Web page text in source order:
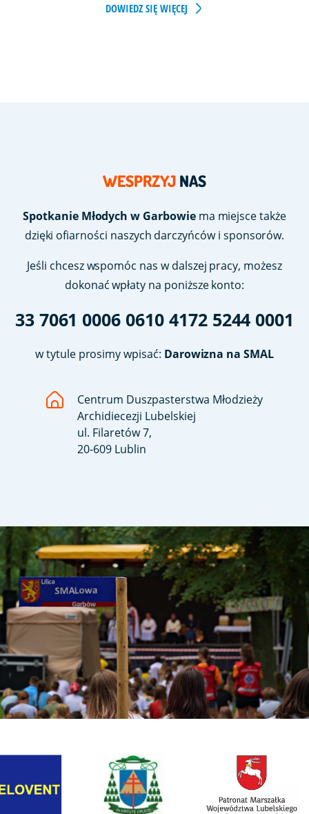
DOWIEDZ SIĘ WIĘCEJ
WESPRZYJNAS
Spotkanie Młodych w Garbowiema miejsce także
dzięki ofiarności naszych darczyńców i sponsorów.
Jeśli chcesz wspomóc nas w dalszej pracy, możesz
dokonać wpłaty na poniższe konto:
33 7061 0006 0610 4172 5244 0001
w tytule prosimy wpisać: Darowizna na SMAL
Centrum Duszpasterstwa Młodzieży
Archidiecezji Lubelskiej
ul. Filaretów 7,
20-609 Lublin
Link otwiera sie w nowej karcieLink otwiera sie w